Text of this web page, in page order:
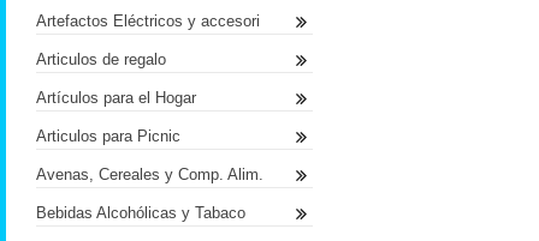
Artefactos Eléctricos y accesori
Articulos de regalo
Artículos para el Hogar
Articulos para Picnic
Avenas, Cereales y Comp. Alim.
Bebidas Alcohólicas y Tabaco